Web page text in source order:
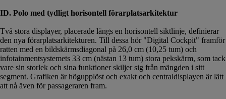
ID. Polo med tydligt horisontell förarplatsarkitektur
Två stora displayer, placerade längs en horisontell siktlinje, definierar
den nya förarplatsarkitekturen. Till dessa hör "Digital Cockpit" framför
ratten med en bildskärmsdiagonal på 26,0 cm (10,25 tum) och
infotainmentsystemets 33 cm (nästan 13 tum) stora pekskärm, som tack
vare sin storlek och sina funktioner skiljer sig från mängden i sitt
segment. Grafiken är högupplöst och exakt och centraldisplayen är lätt
att nå även för passageraren fram.